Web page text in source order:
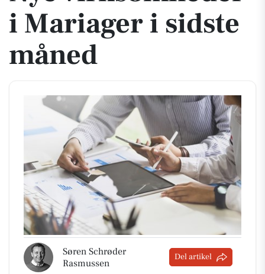
i Mariager i sidste
måned
Søren Schrøder
Rasmussen
Del artikel